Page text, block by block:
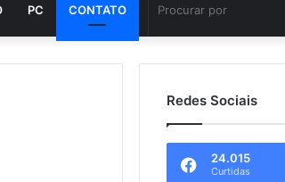
PC CONTATO
Redes Sociais
24.015
Curtidas